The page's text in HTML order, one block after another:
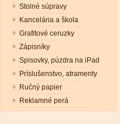
Stolné súpravy
Kancelária a škola
Grafitové ceruzky
Zápisníky
Spisovky, púzdra na iPad
Príslušenstvo, atramenty
Ručný papier
Reklamné perá